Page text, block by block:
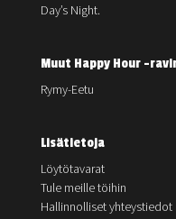
Day’s Night.
Muut Happy Hour -
Rymy-Eetu
Lisätietoja
Löytötavarat
Tule meille töihin
Hallinnolliset yhteystiedot